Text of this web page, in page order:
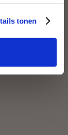
tonen